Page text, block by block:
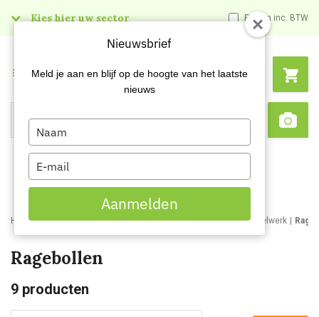
Kies hier uw sector Prijzen inc. BTW
Search
Menu
Home Webshop Schoonmaakartikelen Bezemwerk en borstelwerk
Ragebollen
9 producten
Nieuwsbrief
Meld je aan en blijf op de hoogte van het laatste
nieuws
Type
your
name
Type
your
email
Aanmelden